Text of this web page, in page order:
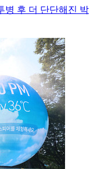
병 후 더 단단해진 박